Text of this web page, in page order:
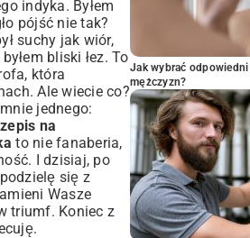
indyka. Byłem
pójść nie tak?
suchy jak wiór,
bliski łez. To
która
Ale wiecie co?
jednego:
na
to nie fanaberia,
I dzisiaj, po
się z
Wasze
triumf. Koniec z
Jak wybrać
mężczyzn?